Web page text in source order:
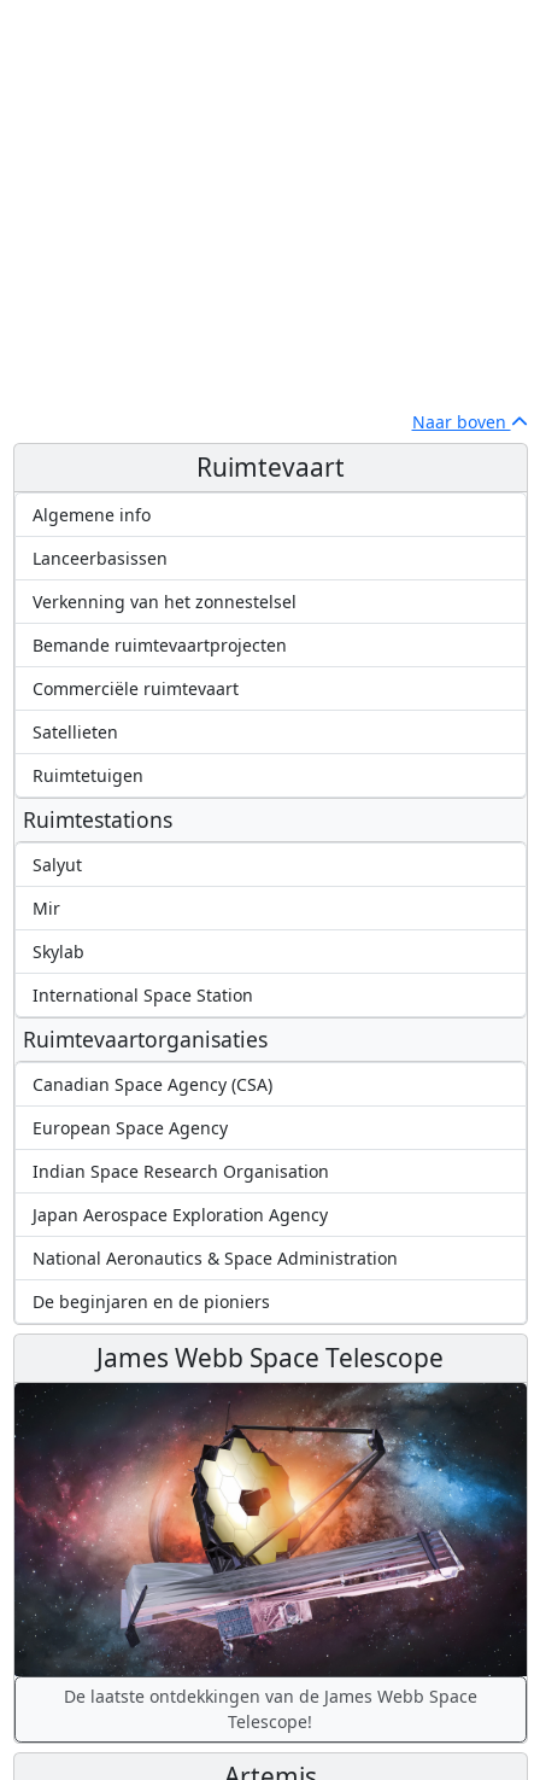
Naar boven
Ruimtevaart
Algemene info
Lanceerbasissen
Verkenning van het zonnestelsel
Bemande ruimtevaartprojecten
Commerciële ruimtevaart
Satellieten
Ruimtetuigen
Ruimtestations
Salyut
Mir
Skylab
International Space Station
Ruimtevaartorganisaties
Canadian Space Agency (CSA)
European Space Agency
Indian Space Research Organisation
Japan Aerospace Exploration Agency
National Aeronautics & Space Administration
De beginjaren en de pioniers
James Webb Space Telescope
De laatste ontdekkingen van de James Webb Space
Telescope!